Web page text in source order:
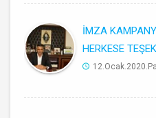
İMZA
HERKESE